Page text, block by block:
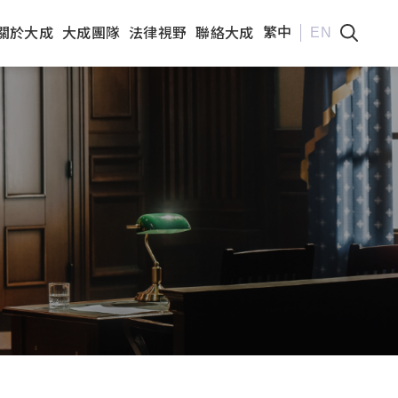
於大成 大成團隊 法律視野 聯絡大成 繁中 EN